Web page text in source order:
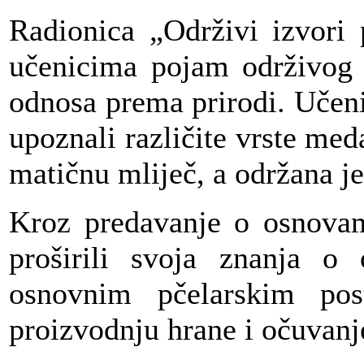
Radionica „Održivi
učenicima pojam
odnosa prema prirodi.
upoznali različite vrste
matičnu mliječ, a održana
Kroz predavanje o
proširili svoja znanja o
osnovnim pčelarskim
proizvodnju hrane i